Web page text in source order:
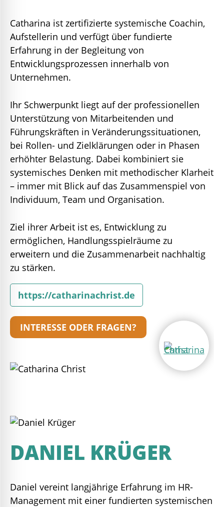
Catharina ist zertifizierte systemische Coachin,
Aufstellerin und verfügt über fundierte
Erfahrung in der Begleitung von
Entwicklungsprozessen innerhalb von
Unternehmen.
Ihr Schwerpunkt liegt auf der professionellen
Unterstützung von Mitarbeitenden und
Führungskräften in Veränderungssituationen,
bei Rollen- und Zielklärungen oder in Phasen
erhöhter Belastung. Dabei kombiniert sie
systemisches Denken mit methodischer Klarheit
– immer mit Blick auf das Zusammenspiel von
Individuum, Team und Organisation.
Ziel ihrer Arbeit ist es, Entwicklung zu
ermöglichen, Handlungsspielräume zu
erweitern und die Zusammenarbeit nachhaltig
zu stärken.
https://catharinachrist.de
INTERESSE ODER FRAGEN?
DANIEL KRÜGER
Daniel vereint langjährige Erfahrung im HR-
Management mit einer fundierten systemischen